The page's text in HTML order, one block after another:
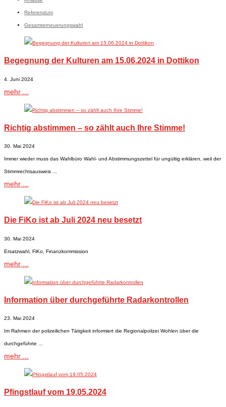
Referendum
Gesamterneuerungswahl
Begegnung der Kulturen am 15.06.2024 in Dottikon
4. Juni 2024
mehr ...
Richtig abstimmen – so zählt auch Ihre Stimme!
30. Mai 2024
Immer wieder muss das Wahlbüro Wahl- und Abstimmungszettel für ungültig erklären, weil der
Stimmrechtsausweis ...
mehr ...
Die FiKo ist ab Juli 2024 neu besetzt
30. Mai 2024
Ersatzwahl, FiKo, Finanzkommission
mehr ...
Information über durchgeführte Radarkontrollen
23. Mai 2024
Im Rahmen der polizeilichen Tätigkeit informiert die Regionalpolizei Wohlen über die
durchgeführte ...
mehr ...
Pfingstlauf vom 19.05.2024